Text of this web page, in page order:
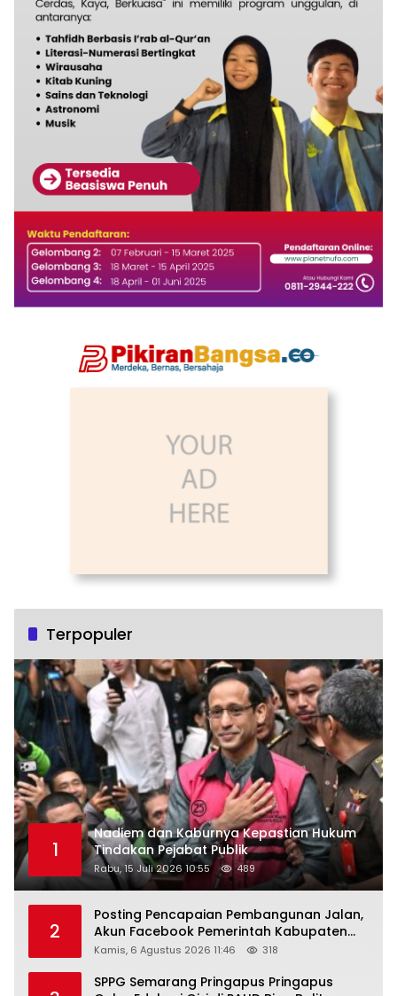
Terpopuler
1
Nadiem dan Kaburnya Kepastian Hukum
Tindakan Pejabat Publik
Rabu, 15 Juli 2026 10:55 489
2
Posting Pencapaian Pembangunan Jalan,
Akun Facebook Pemerintah Kabupaten
Rembang “Dirujak” Warganet
Kamis, 6 Agustus 2026 11:46 318
SPPG Semarang Pringapus Pringapus